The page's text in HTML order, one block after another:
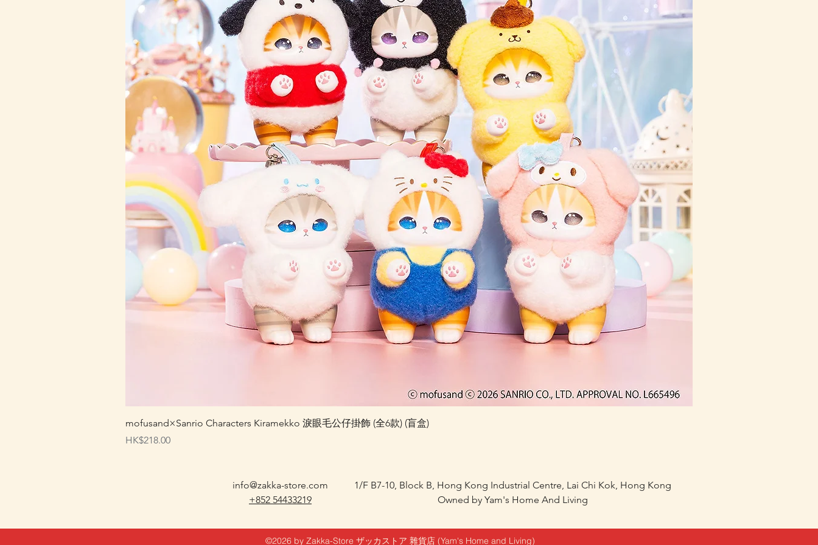
快速瀏覽
mofusand×Sanrio Characters Kiramekko 淚眼毛公仔掛飾 (全6款) (盲盒)
價格
HK$218.00
info@zakka-store.com
+852 54433219
1/F B7-10, Block B, Hong Kong Industrial Centre, Lai Chi Kok, Hong Kong
Owned by Yam's Home And Living
©2026 by Zakka-Store ザッカストア 雜貨店 (Yam's Home and Living)